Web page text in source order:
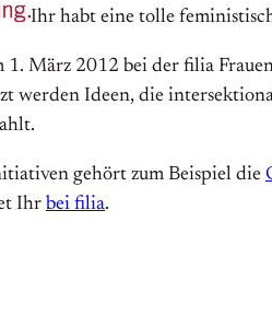
Ihr habt eine tolle
1. März 2012 bei der filia
werden Ideen, die
gehört zum Beispiel die
Ihr bei filia.